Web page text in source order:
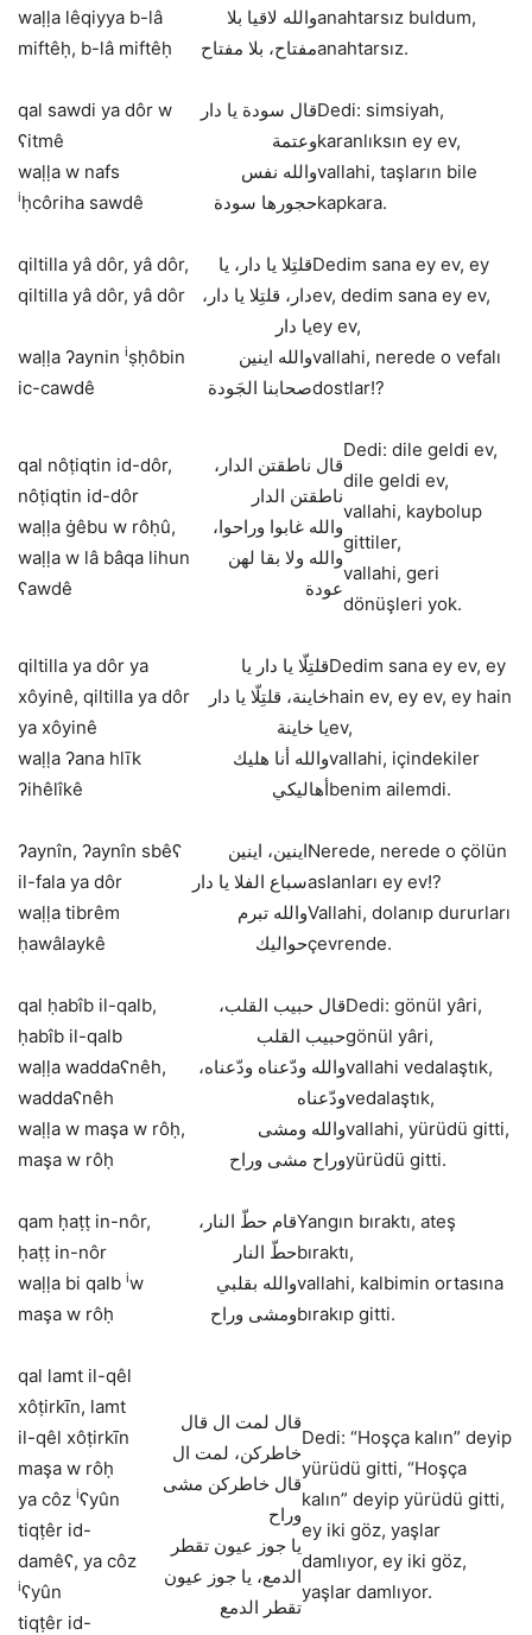
waḷḷa lêqiyya b-lâ
miftêḥ, b-lâ miftêḥ
والله لاقيا بلا
مفتاح، بلا مفتاح
anahtarsız buldum,
anahtarsız.
qal sawdi ya dôr w
ʕitmê
waḷḷa w nafs
iḥcôriha sawdê
قال سودة يا دار
وعتمة
والله نفس
حجورها سودة
Dedi: simsiyah,
karanlıksın ey ev,
vallahi, taşların bile
kapkara.
qiltilla yâ dôr, yâ dôr,
qiltilla yâ dôr, yâ dôr
waḷḷa ʔaynin iṣḥôbin
ic-cawdê
قلتِلا يا دار، يا
دار، قلتِلا يا دار،
يا دار
والله اينين
صحابنا الجَودة
Dedim sana ey ev, ey
ev, dedim sana ey ev,
ey ev,
vallahi, nerede o vefalı
dostlar!?
qal nôṭiqtin id-dôr,
nôṭiqtin id-dôr
waḷḷa ġêbu w rôḥû,
waḷḷa w lâ bâqa lihun
ʕawdê
قال ناطقتن الدار،
ناطقتن الدار
،والله غابوا وراحوا
والله ولا بقا لهن
عودة
Dedi: dile geldi ev,
dile geldi ev,
vallahi, kaybolup
gittiler,
vallahi, geri
dönüşleri yok.
qiltilla ya dôr ya
xôyinê, qiltilla ya dôr
ya xôyinê
waḷḷa ʔana hlīk
ʔihêlîkê
قلتِلّا يا دار يا
خاينة، قلتِلّا يا دار
يا خاينة
والله أنا هليك
أهاليكي
Dedim sana ey ev, ey
hain ev, ey ev, ey hain
ev,
vallahi, içindekiler
benim ailemdi.
ʔaynîn, ʔaynîn sbêʕ
il-fala ya dôr
waḷḷa tibrêm
ḥawâlaykê
اينين، اينين
سباع الفلا يا دار
والله تبرم
حواليك
Nerede, nerede o çölün
aslanları ey ev!?
Vallahi, dolanıp dururları
çevrende.
qal ḥabîb il-qalb,
ḥabîb il-qalb
waḷḷa waddaʕnêh,
waddaʕnêh
waḷḷa w maşa w rôḥ,
maşa w rôḥ
قال حبيب القلب،
حبيب القلب
والله ودّعناه ودّعناه،
ودّعناه
وراح مشى وراح
Dedi: gönül yâri,
gönül yâri,
vallahi vedalaştık,
vedalaştık,
vallahi, yürüdü gitti,
yürüdü gitti.
qam ḥaṭṭ in-nôr,
ḥaṭṭ in-nôr
waḷḷa bi qalb iw
maşa w rôḥ
قام حطّ النار،
حطّ النار
والله بقلبي
ومشى وراح
Yangın bıraktı, ateş
bıraktı,
vallahi, kalbimin ortasına
bırakıp gitti.
qal lamt il-qêl
xôṭirkīn, lamt
il-qêl xôṭirkīn
maşa w rôḥ
ya côz iʕyûn
tiqṭêr id-
damêʕ, ya côz
iʕyûn
tiqṭêr id-
قال لمت ال قال
خاطركن، لمت ال
قال خاطركن مشى
وراح
يا جوز عيون تقطر
الدمع، يا جوز عيون
تقطر الدمع
Dedi: “Hoşça kalın” deyip
yürüdü gitti, “Hoşça
kalın” deyip yürüdü gitti,
ey iki göz, yaşlar
damlıyor, ey iki göz,
yaşlar damlıyor.